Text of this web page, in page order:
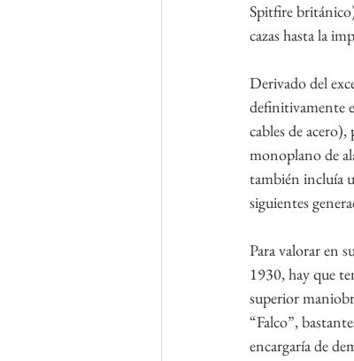
Spitfire
cazas hasta la
Derivado del
definitivamente
cables de
monoplano de
también incluía
siguientes
Para valorar en
1930, hay que
superior
“Falco”,
encargaría de